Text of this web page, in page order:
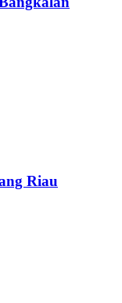
Riau